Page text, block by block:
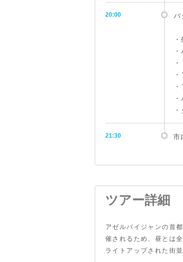
20:00 バ
21:30 市
ツアー詳細
アゼルバイジャンの首
催されるため、昼とは
ライトアップされた街